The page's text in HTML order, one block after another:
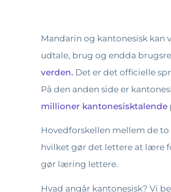
Mandarin og kantonesisk kan
udtale, brug og endda
verden. Det er det officielle
På den anden side er
millioner kantonesisktalende
Hovedforskellen mellem de
hvilket gør det lettere at lære
gør læring lettere.
Hvad angår kantonesisk? Vi